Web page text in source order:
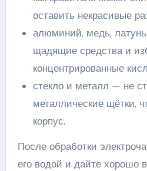
оставить некрасивые
алюминий, медь,
щадящие средства и
концентрированные
стекло и металл — не
металлические щётки,
корпус.
После обработки
его водой и дайте хорошо